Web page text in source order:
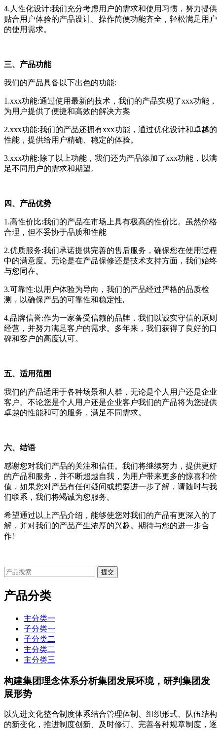
4.人性化设计:我们充分考虑用户的需求和使用习惯，努力提供
贴合用户体验的产品设计。操作简便功能齐全，轻松满足用户
的使用需求。
三、产品功能
我们的产品具备以下出色的功能:
1.xxx功能:通过使用最新的技术，我们的产品实现了xxx功能，
为用户提供了便捷和高效的解决方案
2.xxx功能:我们的产品还拥有xxx功能，通过优化设计和卓越的
性能，提供给用户精确、稳定的体验。
3.xxx功能:除了以上功能，我们还为产品添加了xxx功能，以满
足不同用户的需求和期望。
四、产品优势
1.高性价比:我们的产品在市场上具有极高的性价比。虽然价格
合理，但不妥协于品质和性能
2.优质服务:我们承诺提供完善的售后服务，确保您在使用过程
中的满意度。无论是在产品保修还是技术支持方面，我们始终
与您同在。
3.可靠性:以用户体验为导向，我们的产品经过严格的品质检
测，以确保产品的可靠性和稳定性,
4.品牌信誉:作为一家备受信赖的品牌，我们以诚实守信的原则
经营，并努力满足客户的需求。多年来，我们获得了良好的口
碑和客户的高度认可。
五、适用范围
我们的产品适用于各种场景和人群，无论是个人用户还是企业
客户。不论您是个人用户还是企业客户我们的产品将为您提供
卓越的性能和可的服务，满足不同需求。
六、结语
感谢您对我们产品的关注和信任。我们将继续努力，提供更好
的产品和服务，并不断超越自我，为用户带来更多的惊喜和价
值，如果您对产品有任何疑问或想要进一步了解，请随时与我
们联系，我们将竭诚为您服务。
希望通过以上产品介绍，能够使您对我们的产品有更深入的了
解，并对我们的产品产生浓厚的兴趣。期待与您的进一步合
作!
产品分类
主分类一
子分类一
子分类二
主分类二
主分类三
构建集团理念体系分析集团发展环境，研判集团发
展形势
以先进文化整合制度体系结合管理体制、组织形式、队伍结构
的新变化，推进制度创新、及时修订、完善各种规章制度，逐